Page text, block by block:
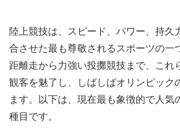
陸上競技は、スピード、パワー、持久
合させた最も尊敬されるスポーツの一
距離走から力強い投擲競技まで、これ
観客を魅了し、しばしばオリンピック
ます。以下は、現在最も象徴的で人気
種目です。